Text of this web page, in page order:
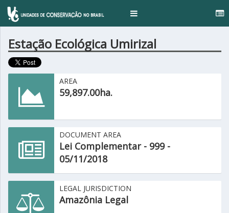
Toggle
Estação Ecológica Umirizal
AREA
59,897.00ha.
DOCUMENT AREA
Lei Complementar - 999 -
05/11/2018
LEGAL JURISDICTION
Amazônia Legal